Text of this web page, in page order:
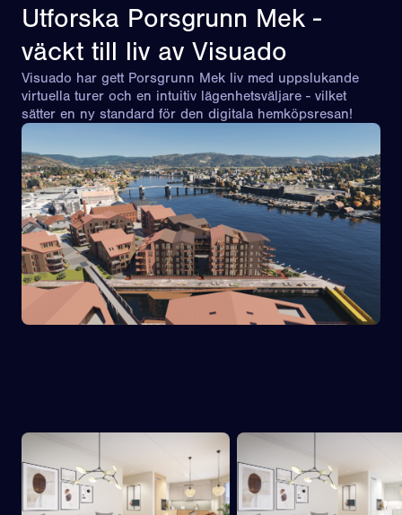
Utforska Porsgrunn Mek -
väckt till liv av Visuado
Visuado har gett Porsgrunn Mek liv med uppslukande
virtuella turer och en intuitiv lägenhetsväljare - vilket
sätter en ny standard för den digitala hemköpsresan!